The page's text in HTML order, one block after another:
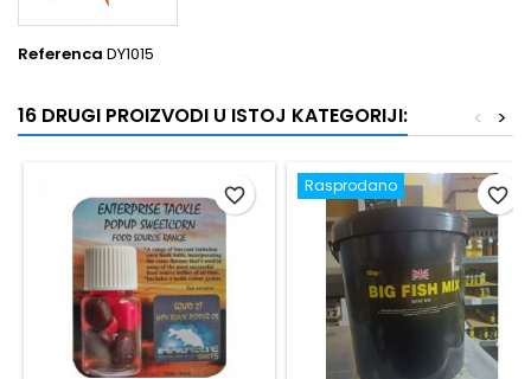
Referenca DY1015
16 DRUGI PROIZVODI U ISTOJ KATEGORIJI: >
<
favorite_border Rasprodano favorite_border